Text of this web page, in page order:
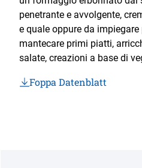
penetrante e avvolgente,
e quale oppure da impiegare
mantecare primi piatti,
salate, creazioni a base di
Foppa Datenblatt